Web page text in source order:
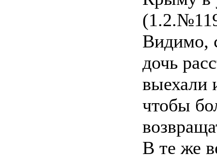
Видимо,
дочь
выехали
чтобы
В те же